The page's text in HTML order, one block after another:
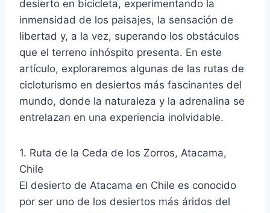
desierto en bicicleta, experimentando la
inmensidad de los paisajes, la sensación de
libertad y, a la vez, superando los obstáculos
que el terreno inhóspito presenta. En este
artículo, exploraremos algunas de las rutas de
cicloturismo en desiertos más fascinantes del
mundo, donde la naturaleza y la adrenalina se
entrelazan en una experiencia inolvidable.
1. Ruta de la Ceda de los Zorros, Atacama,
Chile
El desierto de Atacama en Chile es conocido
por ser uno de los desiertos más áridos del